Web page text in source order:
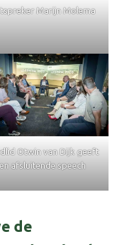
Marijn Molema
Otwin van Dijk geeft
afsluitende speech
de